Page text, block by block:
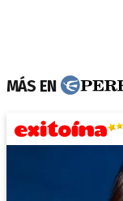
MÁS EN